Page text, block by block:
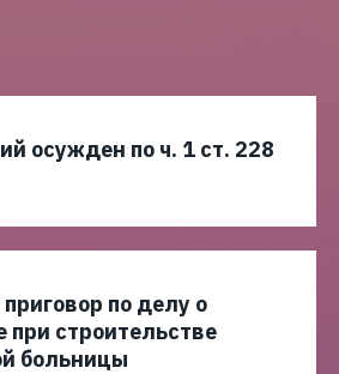
осужден по ч. 1 ст. 228
по делу о
при строительстве
больницы